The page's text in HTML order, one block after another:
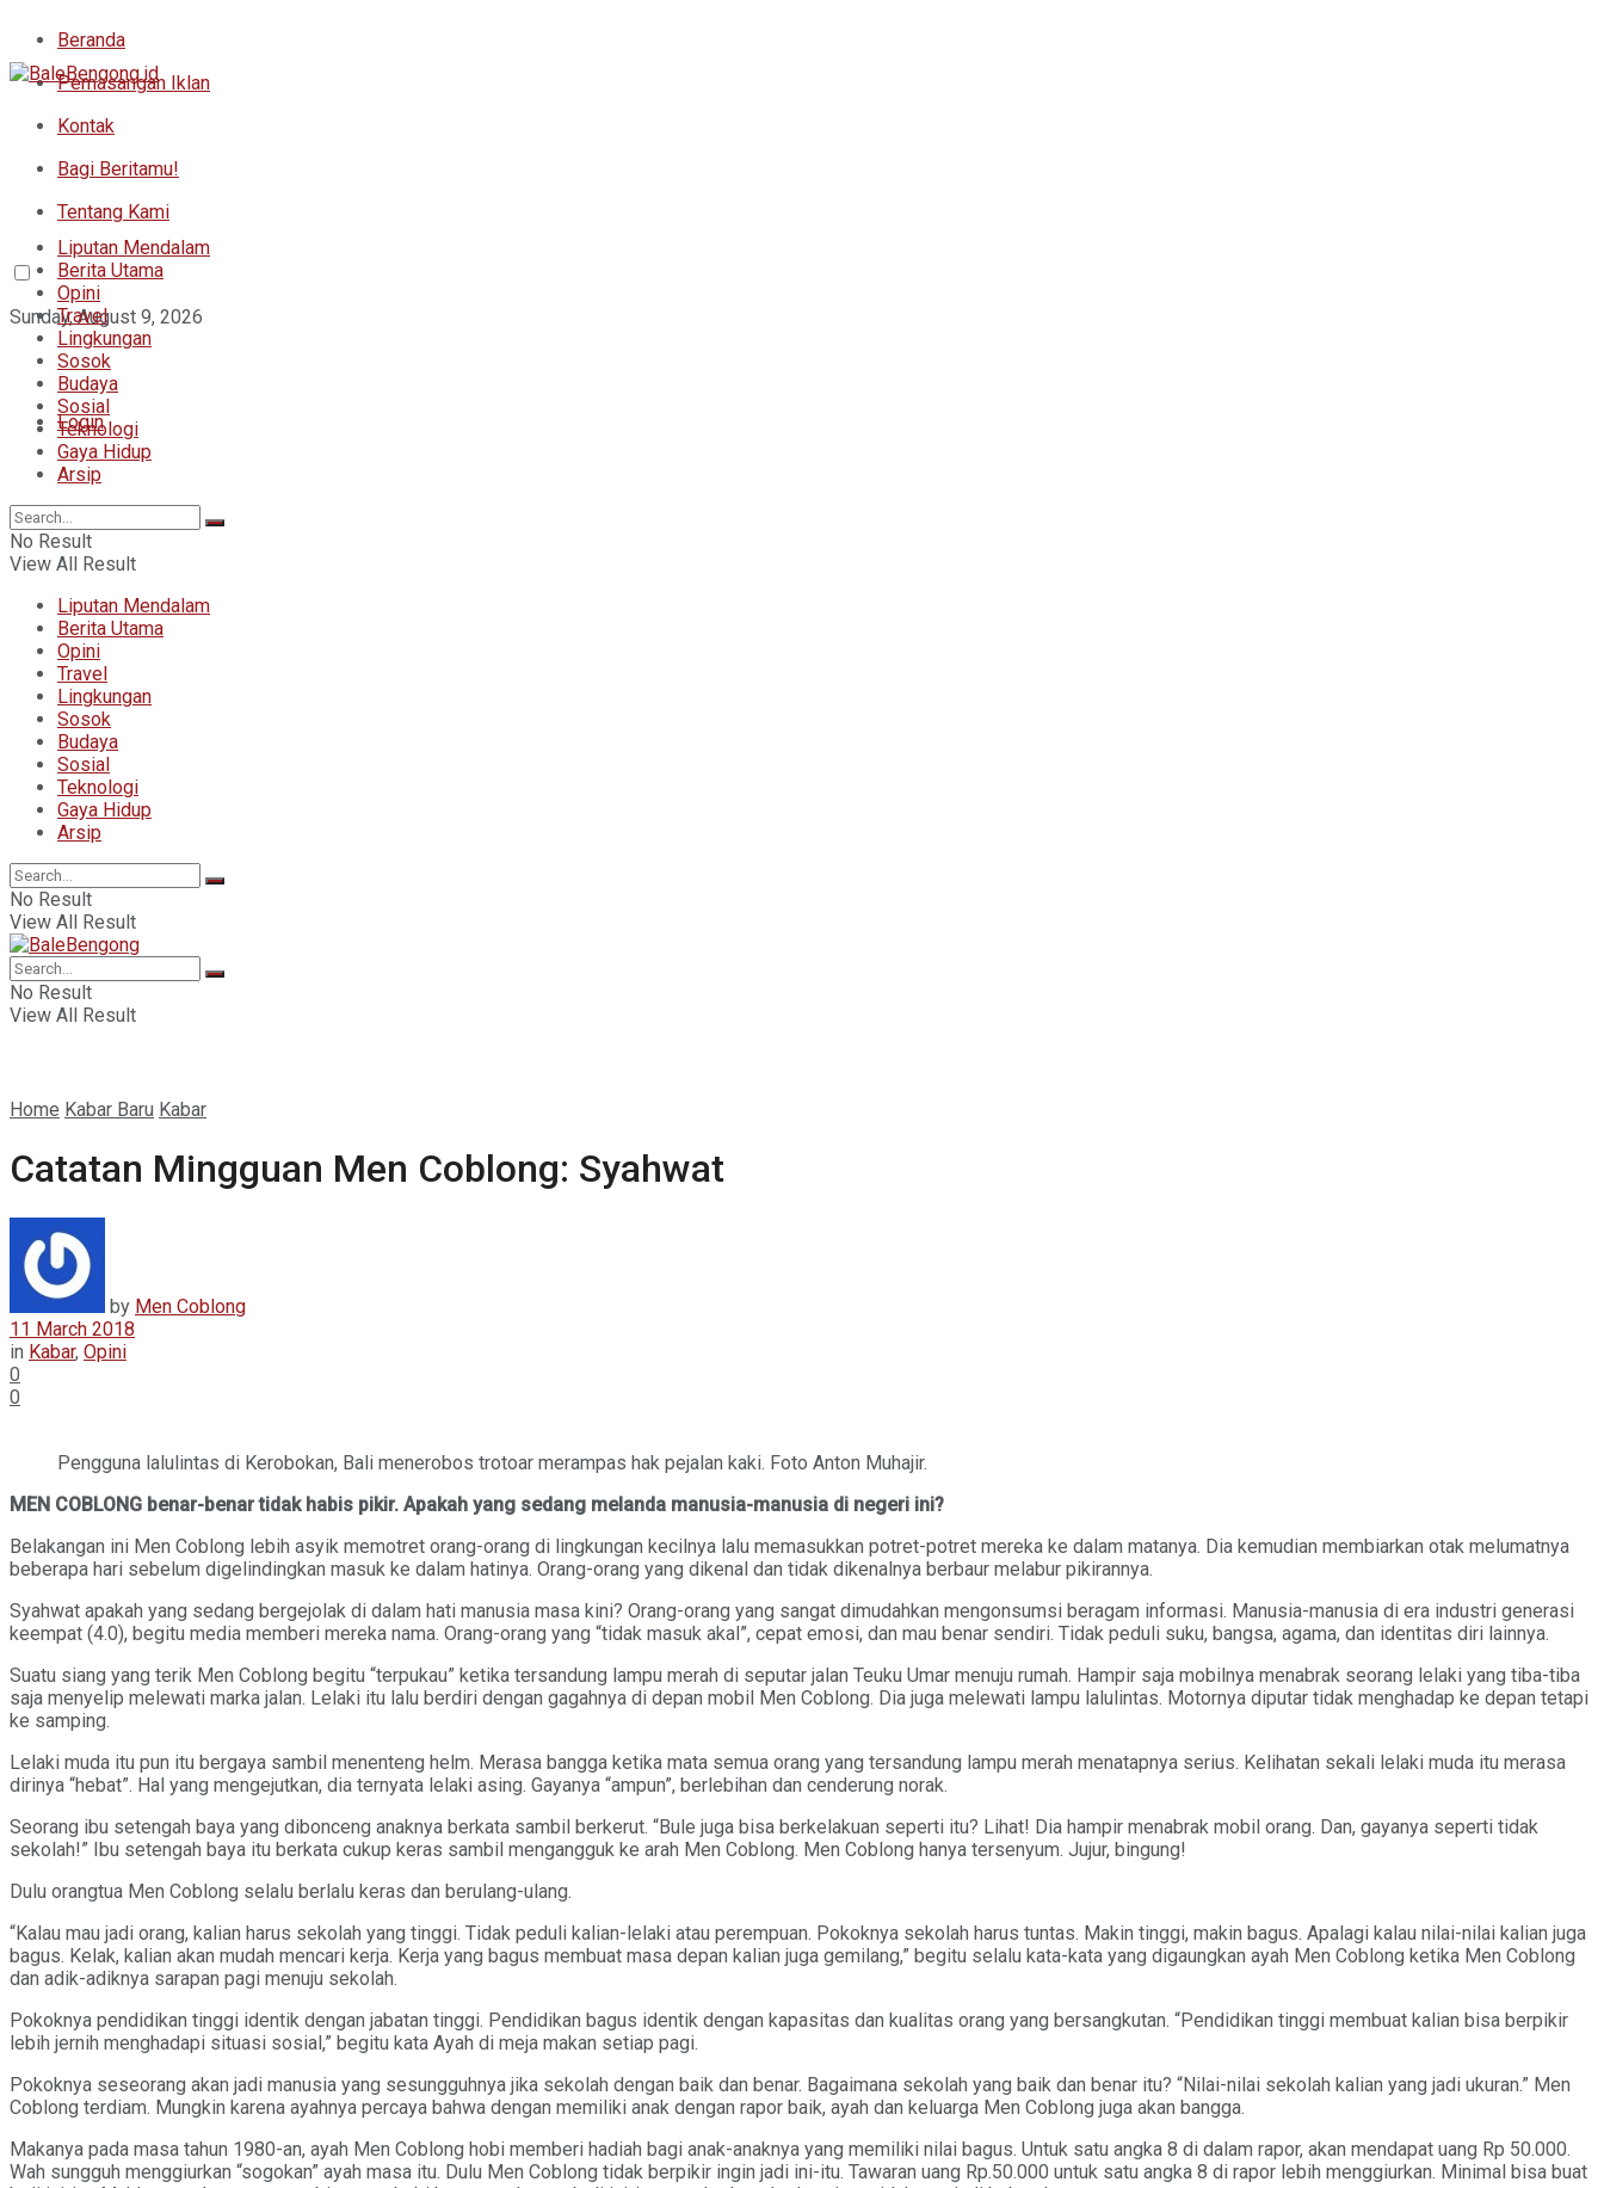
Beranda
Pemasangan Iklan
Kontak
Bagi Beritamu!
Tentang Kami
Sunday, August 9, 2026
Login
Liputan Mendalam
Berita Utama
Opini
Travel
Lingkungan
Sosok
Budaya
Sosial
Teknologi
Gaya Hidup
Arsip
No Result
View All Result
Liputan Mendalam
Berita Utama
Opini
Travel
Lingkungan
Sosok
Budaya
Sosial
Teknologi
Gaya Hidup
Arsip
No Result
View All Result
No Result
View All Result
Home Kabar Baru Kabar
Catatan Mingguan Men Coblong: Syahwat
by Men Coblong
11 March 2018
in Kabar, Opini
0
0
Pengguna lalulintas di Kerobokan, Bali menerobos trotoar merampas hak pejalan kaki. Foto Anton Muhajir.
MEN COBLONG benar-benar tidak habis pikir. Apakah yang sedang melanda manusia-manusia di negeri ini?
Belakangan ini Men Coblong lebih asyik memotret orang-orang di lingkungan kecilnya lalu memasukkan potret-potret mereka ke dalam matanya. Dia kemudian membiarkan otak melumatnya
beberapa hari sebelum digelindingkan masuk ke dalam hatinya. Orang-orang yang dikenal dan tidak dikenalnya berbaur melabur pikirannya.
Syahwat apakah yang sedang bergejolak di dalam hati manusia masa kini? Orang-orang yang sangat dimudahkan mengonsumsi beragam informasi. Manusia-manusia di era industri generasi
keempat (4.0), begitu media memberi mereka nama. Orang-orang yang “tidak masuk akal”, cepat emosi, dan mau benar sendiri. Tidak peduli suku, bangsa, agama, dan identitas diri lainnya.
Suatu siang yang terik Men Coblong begitu “terpukau” ketika tersandung lampu merah di seputar jalan Teuku Umar menuju rumah. Hampir saja mobilnya menabrak seorang lelaki yang tiba-tiba
saja menyelip melewati marka jalan. Lelaki itu lalu berdiri dengan gagahnya di depan mobil Men Coblong. Dia juga melewati lampu lalulintas. Motornya diputar tidak menghadap ke depan tetapi
ke samping.
Lelaki muda itu pun itu bergaya sambil menenteng helm. Merasa bangga ketika mata semua orang yang tersandung lampu merah menatapnya serius. Kelihatan sekali lelaki muda itu merasa
dirinya “hebat”. Hal yang mengejutkan, dia ternyata lelaki asing. Gayanya “ampun”, berlebihan dan cenderung norak.
Seorang ibu setengah baya yang dibonceng anaknya berkata sambil berkerut. “Bule juga bisa berkelakuan seperti itu? Lihat! Dia hampir menabrak mobil orang. Dan, gayanya seperti tidak
sekolah!” Ibu setengah baya itu berkata cukup keras sambil mengangguk ke arah Men Coblong. Men Coblong hanya tersenyum. Jujur, bingung!
Dulu orangtua Men Coblong selalu berlalu keras dan berulang-ulang.
“Kalau mau jadi orang, kalian harus sekolah yang tinggi. Tidak peduli kalian-lelaki atau perempuan. Pokoknya sekolah harus tuntas. Makin tinggi, makin bagus. Apalagi kalau nilai-nilai kalian juga
bagus. Kelak, kalian akan mudah mencari kerja. Kerja yang bagus membuat masa depan kalian juga gemilang,” begitu selalu kata-kata yang digaungkan ayah Men Coblong ketika Men Coblong
dan adik-adiknya sarapan pagi menuju sekolah.
Pokoknya pendidikan tinggi identik dengan jabatan tinggi. Pendidikan bagus identik dengan kapasitas dan kualitas orang yang bersangkutan. “Pendidikan tinggi membuat kalian bisa berpikir
lebih jernih menghadapi situasi sosial,” begitu kata Ayah di meja makan setiap pagi.
Pokoknya seseorang akan jadi manusia yang sesungguhnya jika sekolah dengan baik dan benar. Bagaimana sekolah yang baik dan benar itu? “Nilai-nilai sekolah kalian yang jadi ukuran.” Men
Coblong terdiam. Mungkin karena ayahnya percaya bahwa dengan memiliki anak dengan rapor baik, ayah dan keluarga Men Coblong juga akan bangga.
Makanya pada masa tahun 1980-an, ayah Men Coblong hobi memberi hadiah bagi anak-anaknya yang memiliki nilai bagus. Untuk satu angka 8 di dalam rapor, akan mendapat uang Rp 50.000.
Wah sungguh menggiurkan “sogokan” ayah masa itu. Dulu Men Coblong tidak berpikir ingin jadi ini-itu. Tawaran uang Rp.50.000 untuk satu angka 8 di rapor lebih menggiurkan. Minimal bisa buat